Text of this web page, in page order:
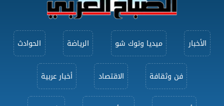
الأخبار ميديا وتوك شو الرياضة الحوادث
فن وثقافة الاقتصاد أخبار عربية